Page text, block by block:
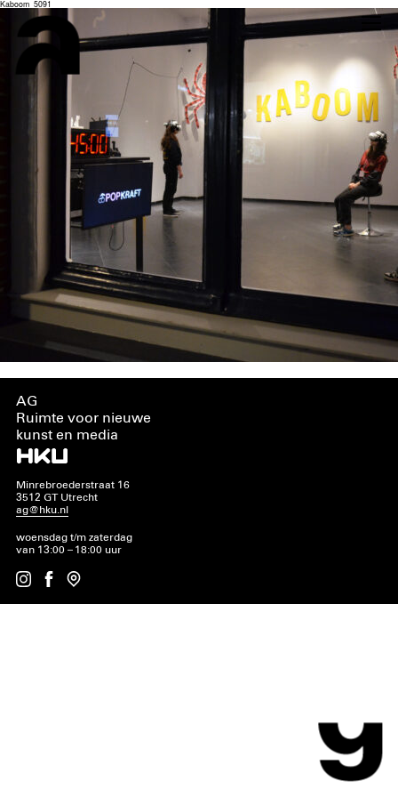
Kaboom_5091
AG
Ruimte voor nieuwe
kunst en media
Minrebroederstraat 16
3512 GT Utrecht
ag@hku.nl
woensdag t/m zaterdag
van 13:00 – 18:00 uur